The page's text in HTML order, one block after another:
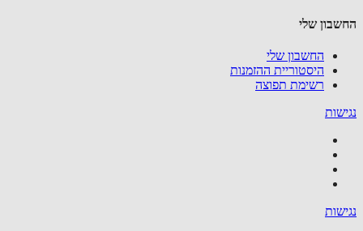
שלי
החשבון שלי
היסטוריית ההזמנות
רשימת תפוצה